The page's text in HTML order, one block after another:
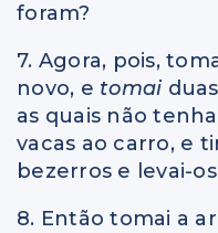
foram?
7. Agora, pois,
novo, e tomai
as quais não
vacas ao carro, e
bezerros e levai-
8. Então tomai a